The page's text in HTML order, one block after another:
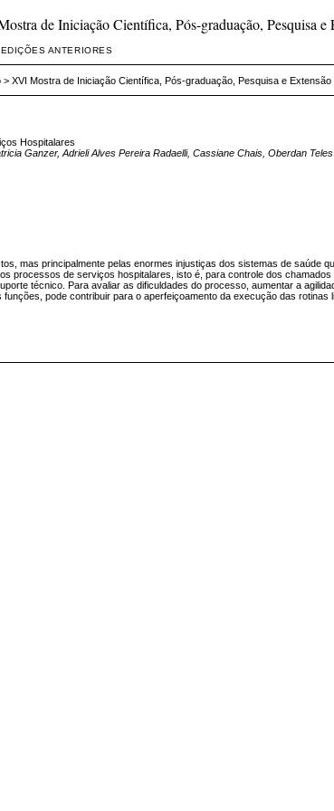
de Iniciação Científica, Pós-graduação, Pesquisa e
EDIÇÕES ANTERIORES
> XVI Mostra de Iniciação Científica, Pós-graduação, Pesquisa e Extensão
Hospitalares
Ganzer, Adrieli Alves Pereira Radaelli, Cassiane Chais, Oberdan
mas principalmente pelas enormes injustiças dos sistemas de saúde
processos de serviços hospitalares, isto é, para controle dos
técnico. Para avaliar as dificuldades do processo, aumentar a
pode contribuir para o aperfeiçoamento da execução das rotinas